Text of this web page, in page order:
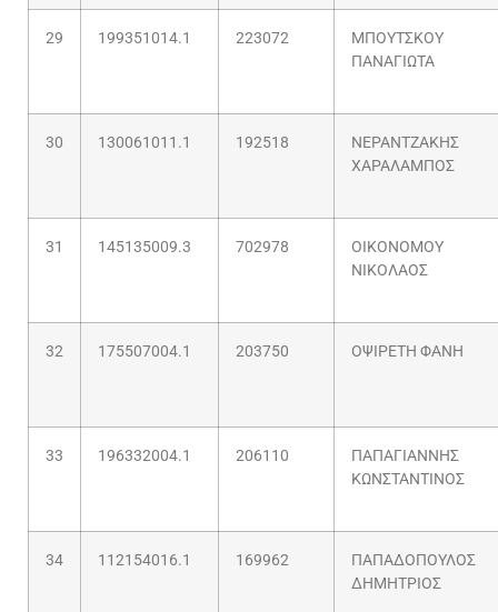
29 199351014.1 223072
ΜΠΟΥΤΣΚΟΥ
ΠΑΝΑΓΙΩΤΑ
30 130061011.1 192518
ΝΕΡΑΝΤΖΑΚΗΣ
ΧΑΡΑΛΑΜΠΟΣ
31 145135009.3 702978
ΟΙΚΟΝΟΜΟΥ
ΝΙΚΟΛΑΟΣ
32 175507004.1 203750 ΟΨΙΡΕΤΗ ΦΑΝΗ
33 196332004.1 206110
ΠΑΠΑΓΙΑΝΝΗΣ
ΚΩΝΣΤΑΝΤΙΝΟΣ
34 112154016.1 169962
ΠΑΠΑΔΟΠΟΥΛΟΣ
ΔΗΜΗΤΡΙΟΣ